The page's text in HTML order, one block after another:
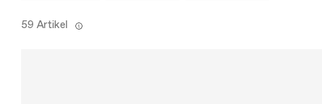
59 Artikel